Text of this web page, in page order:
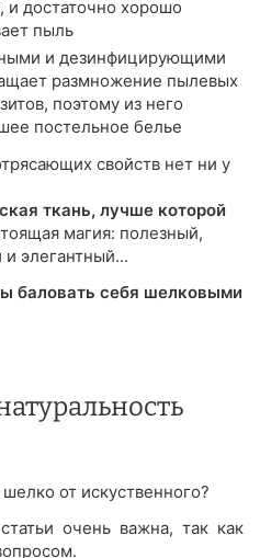
и достаточно хорошо
пыль
и дезинфицирующими
размножение пылевых
поэтому из него
постельное белье
свойств нет ни у
ткань, лучше которой
магия: полезный,
элегантный...
баловать себя шелковыми
от искуственного?
очень важна, так как